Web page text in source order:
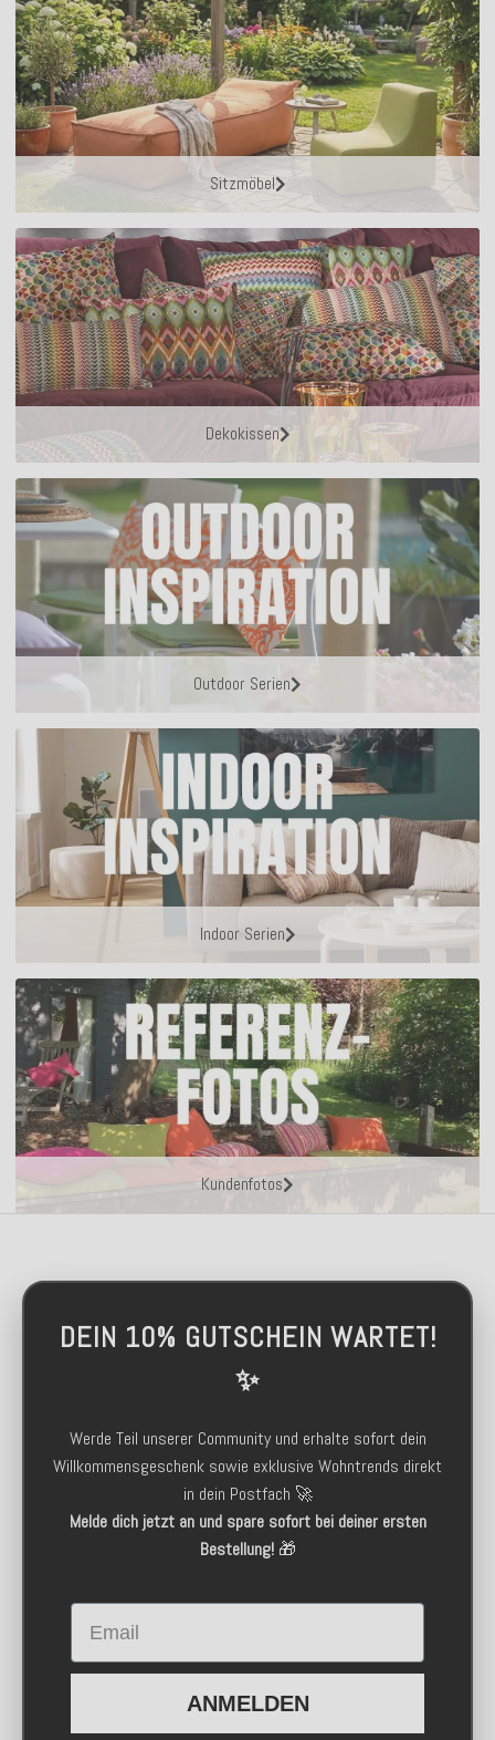
Sitzmöbel
Dekokissen
Outdoor Serien
Indoor Serien
Kundenfotos
DEIN 10% GUTSCHEIN WARTET!
✨
Werde Teil unserer Community und erhalte sofort dein
Willkommensgeschenk sowie exklusive Wohntrends direkt
in dein Postfach 🚀
Melde dich jetzt an und spare sofort bei deiner ersten
Bestellung!🎁
Email
ANMELDEN